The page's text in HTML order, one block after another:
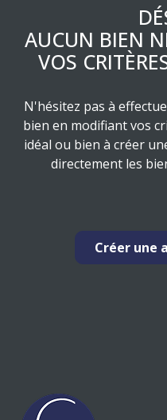
DE
SERVICE
EMPRUNTEUR
PRODUITS
STRUCTURES
AUCUN BIEN
VOS
N'hésitez pas à
bien en modifiant vos
idéal ou bien à créer
directement les
Créer une